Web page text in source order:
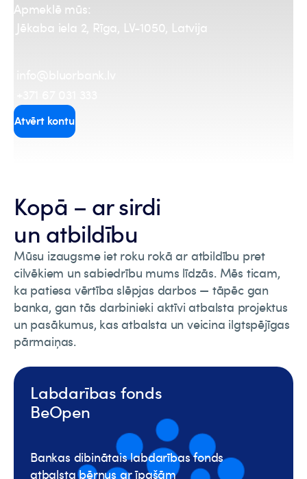
Apmeklē mūs:
Jēkaba iela 2, Rīga, LV-1050, Latvija
Atvērt kontu
Kopā – ar sirdi
un atbildību
Mūsu izaugsme iet roku rokā ar atbildību pret
cilvēkiem un sabiedrību mums līdzās. Mēs ticam,
ka patiesa vērtība slēpjas darbos — tāpēc gan
banka, gan tās darbinieki aktīvi atbalsta projektus
un pasākumus, kas atbalsta un veicina ilgtspējīgas
pārmaiņas.
Labdarības fonds
BeOpen
Bankas dibinātais labdarības fonds
atbalsta bērnus ar īpašām